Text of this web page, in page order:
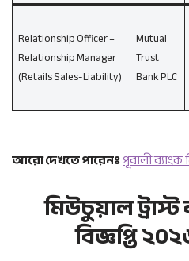
Relationship Officer –
Relationship Manager
(Retails Sales-Liability)
Mutual
Trust
Bank PLC
আরো দেখতে পারেনঃপূবালী ব্যাংক
মিউচুয়াল
বিজ্ঞপ্তি